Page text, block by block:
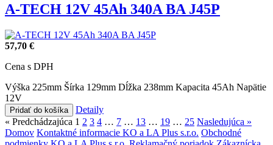
A-TECH 12V 45Ah 340A BA J45P
57,70 €
Cena s DPH
Výška 225mm Šírka 129mm Dĺžka 238mm Kapacita 45Ah Napätie
12V
Pridať do košíka
Detaily
« Predchádzajúca 1 2 3 4 … 7 … 13 … 19 … 25 Nasledujúca »
Domov Kontaktné informacie KO a LA Plus s.r.o. Obchodné